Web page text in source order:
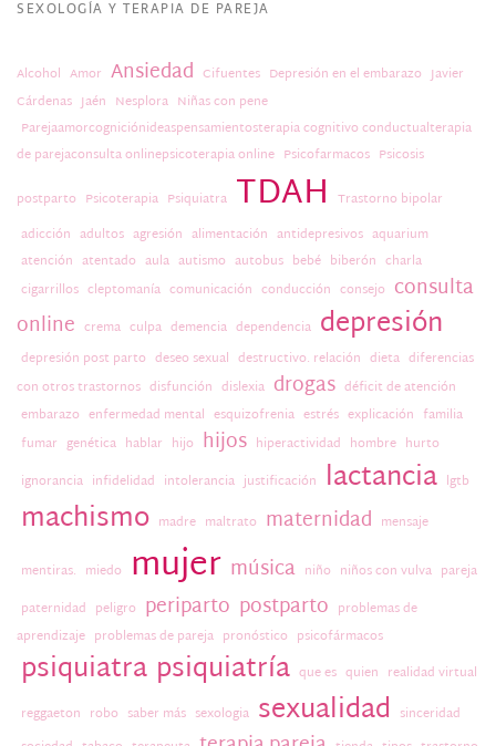
SEXOLOGÍA Y TERAPIA DE PAREJA
Alcohol Amor Ansiedad Cifuentes Depresión en el embarazo Javier
Cárdenas Jaén Nesplora Niñas con pene
Parejaamorcogniciónideaspensamientosterapia cognitivo conductualterapia
de parejaconsulta onlinepsicoterapia online Psicofarmacos Psicosis
postparto Psicoterapia Psiquiatra TDAH Trastorno bipolar
adicción adultos agresión alimentación antidepresivos aquarium
atención atentado aula autismo autobus bebé biberón charla
cigarrillos cleptomanía comunicación conducción consejo consulta
online crema culpa demencia dependencia depresión
depresión post parto deseo sexual destructivo. relación dieta diferencias
con otros trastornos disfunción dislexia drogas déficit de atención
embarazo enfermedad mental esquizofrenia estrés explicación familia
fumar genética hablar hijo hijos hiperactividad hombre hurto
ignorancia infidelidad intolerancia justificación lactancia lgtb
machismo madre maltrato maternidad mensaje
mentiras. miedo mujer música niño niños con vulva pareja
paternidad peligro periparto postparto problemas de
aprendizaje problemas de pareja pronóstico psicofármacos
psiquiatra psiquiatría que es quien realidad virtual
reggaeton robo saber más sexologia sexualidad sinceridad